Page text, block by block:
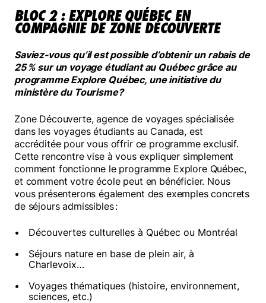
BLOC 2 : EXPLORE QUÉBEC EN
COMPAGNIE DE ZONE DÉCOUVERTE
Saviez-vous qu’il est possible d’obtenir un rabais de
25% sur un voyage étudiant au Québec grâce au
programme Explore Québec, une initiative du
ministère du Tourisme?
Zone Découverte, agence de voyages spécialisée
dans les voyages étudiants au Canada, est
accréditée pour vous offrir ce programme exclusif.
Cette rencontre vise à vous expliquer simplement
comment fonctionne le programme Explore Québec,
et comment votre école peut en bénéficier. Nous
vous présenterons également des exemples concrets
de séjours admissibles :
Découvertes culturelles à Québec ou Montréal
Séjours nature en base de plein air, à
Charlevoix…
Voyages thématiques (histoire, environnement,
sciences, etc.)